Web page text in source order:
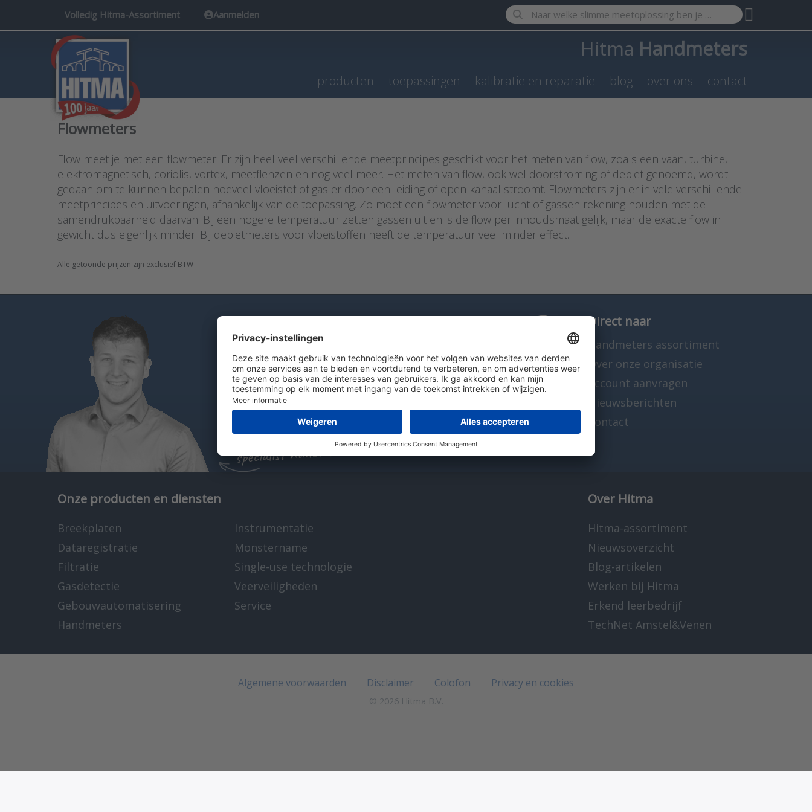
Volledig Hitma-Assortiment Aanmelden Enter a search term. Results will appear automatically as you type.
Hitma Handmeters
producten toepassingen kalibratie en reparatie blog over ons contact
Flowmeters
Flow meet je met een flowmeter. Er zijn heel veel verschillende meetprincipes geschikt voor het meten van flow, zoals een vaan, turbine,
elektromagnetisch, coriolis, vortex, meetflenzen en nog veel meer. Het meten van flow, ook wel doorstroming of debiet genoemd, wordt
gedaan om te kunnen bepalen hoeveel vloeistof of gas er door een leiding of open kanaal stroomt. Flowmeters zijn er in vele verschillende
meetprincipes en uitvoeringen, afhankelijk van de toepassing. Zo moet een flowmeter voor lucht of gassen rekening houden met de
samendrukbaarheid daarvan. Bij een hogere temperatuur zetten gassen uit en is de flow per inhoudsmaat gelijk, maar de exacte flow in
gewicht dus eigenlijk minder. Bij debietmeters voor vloeistoffen heeft de temperatuur veel minder effect.
Alle getoonde prijzen zijn exclusief BTW
Heb je een vraag?
Bel ons 036 - 535 0651
Stuur ons een e-mail
Chat met ons
Lennart Pit
specialist handmeters
Direct naar
Handmeters assortiment
Over onze organisatie
Account aanvragen
Nieuwsberichten
Contact
Onze producten en diensten
Breekplaten
Dataregistratie
Filtratie
Gasdetectie
Gebouwautomatisering
Handmeters
Instrumentatie
Monstername
Single-use technologie
Veerveiligheden
Service
Over Hitma
Hitma-assortiment
Nieuwsoverzicht
Blog-artikelen
Werken bij Hitma
Erkend leerbedrijf
TechNet Amstel&Venen
Algemene voorwaarden Disclaimer Colofon Privacy en cookies
© 2026 Hitma B.V.